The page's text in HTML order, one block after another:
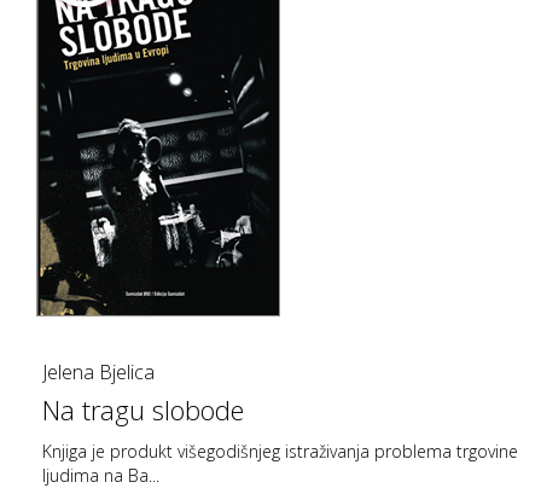
Jelena Bjelica
Na tragu slobode
Knjiga je produkt višegodišnjeg istraživanja problema trgovine
ljudima na Ba...